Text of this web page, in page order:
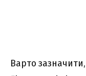
Варто